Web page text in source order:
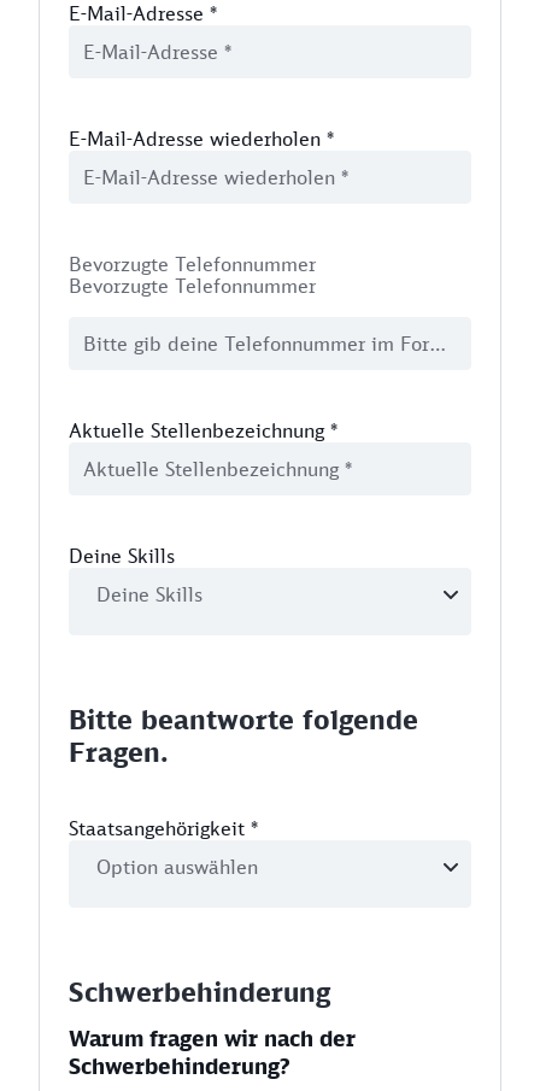
E-Mail-Adresse *
E-Mail-Adresse wiederholen *
Bevorzugte Telefonnummer
Bevorzugte Telefonnummer
Aktuelle Stellenbezeichnung*
Deine Skills
Bitte beantworte folgende
Fragen.
Staatsangehörigkeit *
Schwerbehinderung
Warum fragen wir nach der
Schwerbehinderung?